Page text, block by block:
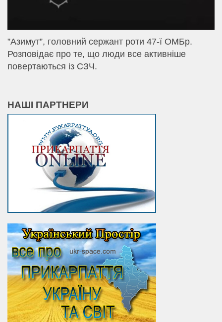
⁨”Азимут”, головний сержант роти 47-ї ОМБр.
Розповідає про те, що люди все активніше
повертаються із СЗЧ.
НАШІ ПАРТНЕРИ